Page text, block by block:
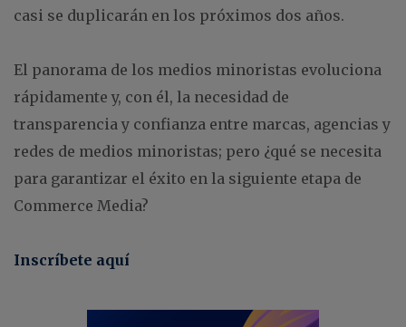
casi se duplicarán en los próximos dos años.
El panorama de los medios minoristas evoluciona
rápidamente y, con él, la necesidad de
transparencia y confianza entre marcas, agencias y
redes de medios minoristas; pero ¿qué se necesita
para garantizar el éxito en la siguiente etapa de
Commerce Media?
Inscríbete aquí